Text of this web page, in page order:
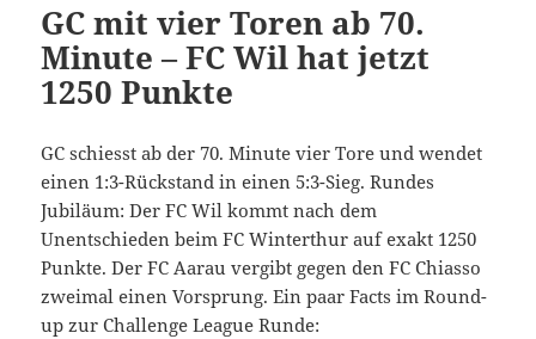
GC mit vier Toren ab 70.
Minute – FC Wil hat jetzt
1250 Punkte
GC schiesst ab der 70. Minute vier Tore und wendet
einen 1:3-Rückstand in einen 5:3-Sieg. Rundes
Jubiläum: Der FC Wil kommt nach dem
Unentschieden beim FC Winterthur auf exakt 1250
Punkte. Der FC Aarau vergibt gegen den FC Chiasso
zweimal einen Vorsprung. Ein paar Facts im Round-
up zur Challenge League Runde: